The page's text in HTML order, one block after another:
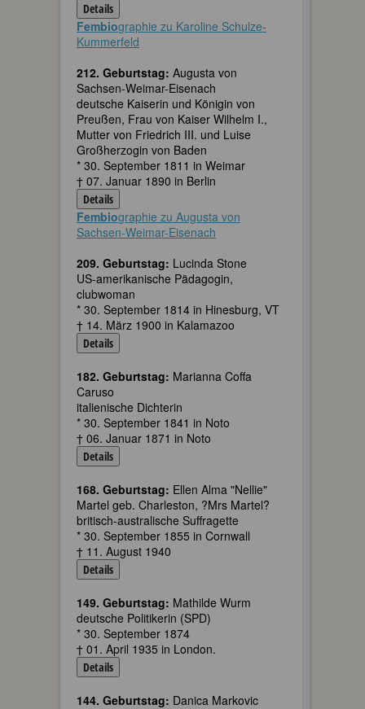
Details
Fembiographie zu Karoline Schulze-
Kummerfeld
212. Geburtstag: Augusta von
Sachsen-Weimar-Eisenach
deutsche Kaiserin und Königin von
Preußen, Frau von Kaiser Wilhelm I.,
Mutter von Friedrich III. und Luise
Großherzogin von Baden
* 30. September 1811 in Weimar
† 07. Januar 1890 in Berlin
Details
Fembiographie zu Augusta von
Sachsen-Weimar-Eisenach
209. Geburtstag: Lucinda Stone
US-amerikanische Pädagogin,
clubwoman
* 30. September 1814 in Hinesburg, VT
† 14. März 1900 in Kalamazoo
Details
182. Geburtstag: Marianna Coffa
Caruso
italienische Dichterin
* 30. September 1841 in Noto
† 06. Januar 1871 in Noto
Details
168. Geburtstag: Ellen Alma "Nellie"
Martel geb. Charleston, ?Mrs Martel?
britisch-australische Suffragette
* 30. September 1855 in Cornwall
† 11. August 1940
Details
149. Geburtstag: Mathilde Wurm
deutsche Politikerin (SPD)
* 30. September 1874
† 01. April 1935 in London.
Details
144. Geburtstag: Danica Markovic